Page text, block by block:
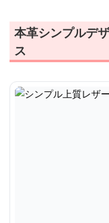
本革シンプルデ
ス